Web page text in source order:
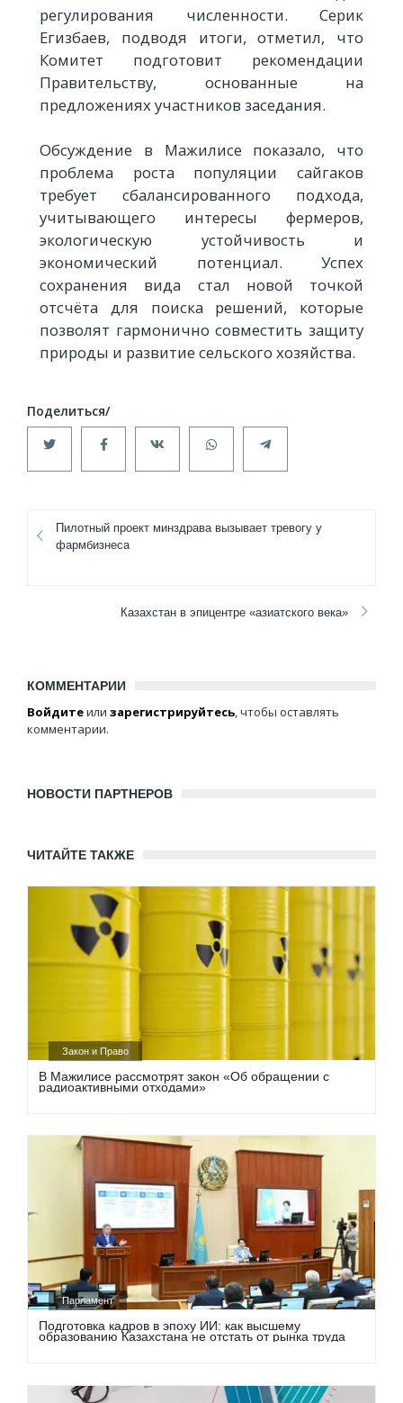
регулирования численности. Серик
Егизбаев, подводя итоги, отметил, что
Комитет подготовит рекомендации
Правительству, основанные на
предложениях участников заседания.
Обсуждение в Мажилисе показало, что
проблема роста популяции сайгаков
требует сбалансированного подхода,
учитывающего интересы фермеров,
экологическую устойчивость и
экономический потенциал. Успех
сохранения вида стал новой точкой
отсчёта для поиска решений, которые
позволят гармонично совместить защиту
природы и развитие сельского хозяйства.
Пилотный проект минздрава вызывает тревогу у
фармбизнеса
Казахстан в эпицентре «азиатского века»
КОММЕНТАРИИ
Войдитеили зарегистрируйтесь, чтобы оставлять
комментарии.
НОВОСТИ ПАРТНЕРОВ
ЧИТАЙТЕ ТАКЖЕ
Закон и Право
В Мажилисе рассмотрят закон «Об обращении с
радиоактивными отходами»
Парламент
Подготовка кадров в эпоху ИИ: как высшему
образованию Казахстана не отстать от рынка труда